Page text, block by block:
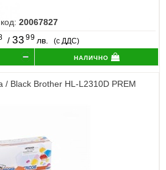
код: 20067827
/ 33 99 лв. (с ДДС)
налично
/ Black Brother HL-L2310D PREM